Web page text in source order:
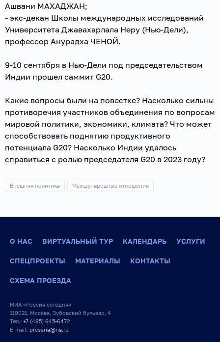
Ашвани МАХАДЖАН;
- экс-декан Школы международных исследований
Университета Джавахарлала Неру (Нью-Дели),
профессор Анурадха ЧЕНОЙ.
9-10 сентября в Нью-Дели под председательством
Индии прошел саммит G20.
Какие вопросы были на повестке? Насколько сильны
противоречия участников объединения по вопросам
мировой политики, экономики, климата? Что может
способствовать поднятию продуктивного
потенциала G20? Насколько Индии удалось
справиться с ролью председателя G20 в 2023 году?
Внешняя политика Международные отношения
О НАС ВИРТУАЛЬНЫЙ ТУР КАЛЕНДАРЬ УСЛУГИ
СПЕЦПРОЕКТЫ МАТЕРИАЛЫ КОНТАКТЫ
СХЕМА ПРОЕЗДА
МИА «Россия сегодня»
119021, Москва, Зубовский бульвар, 4
Тел.: +7 (495) 645-6472
E-mail: pressria@ria.ru